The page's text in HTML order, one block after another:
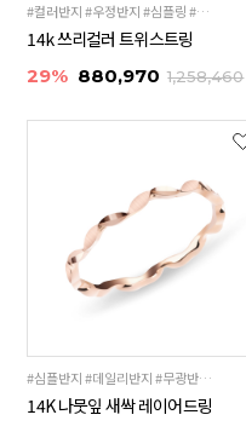
#컬러반지 #우정반지 #심플링 #레이어드링
14k 쓰리컬러 트위스트링
29% 880,970 1,258,460
#심플반지 #데일리반지 #무광반지 #레이어드링
14K 나뭇잎 새싹 레이어드링